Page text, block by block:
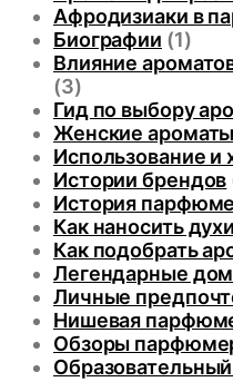
Афродизиаки в
Биографии (1)
Влияние
(3)
Гид по выбору
Женские ароматы
Использование и
Истории брендов
История
Как наносить духи
Как подобрать
Легендарные
Личные
Нишевая
Обзоры